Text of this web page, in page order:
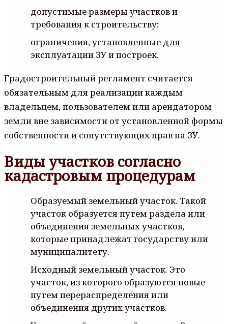
допустимые размеры участков и
требования к строительству;
ограничения, установленные для
эксплуатации ЗУ и построек.
Градостроительный регламент считается
обязательным для реализации каждым
владельцем, пользователем или арендатором
земли вне зависимости от установленной формы
собственности и сопутствующих прав на ЗУ.
Виды участков согласно
кадастровым процедурам
Образуемый земельный участок. Такой
участок образуется путем раздела или
объединения земельных участков,
которые принадлежат государству или
муниципалитету.
Исходный земельный участок. Это
участок, из которого образуются новые
путем перераспределения или
объединения других участков.